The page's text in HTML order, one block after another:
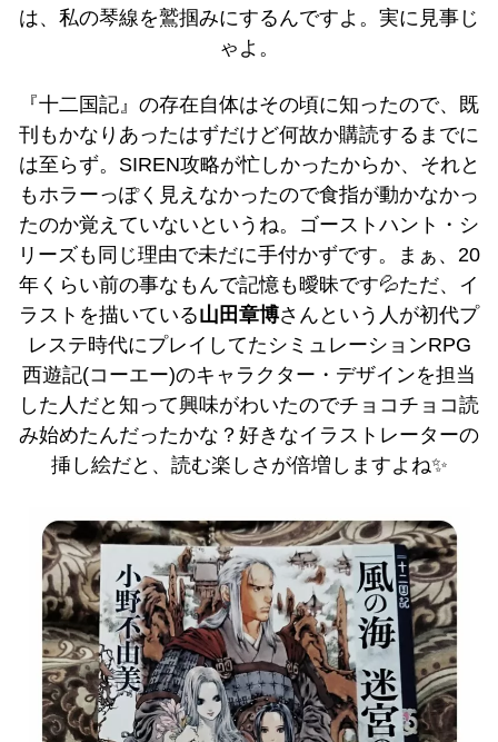
は、私の琴線を鷲掴みにするんですよ。実に見事じ
ゃよ。
『十二国記』の存在自体はその頃に知ったので、既
刊もかなりあったはずだけど何故か購読するまでに
は至らず。SIREN攻略が忙しかったからか、それと
もホラーっぽく見えなかったので食指が動かなかっ
たのか覚えていないというね。ゴーストハント・シ
リーズも同じ理由で未だに手付かずです。まぁ、20
年くらい前の事なもんで記憶も曖昧です💦ただ、イ
ラストを描いている山田章博さんという人が初代プ
レステ時代にプレイしてたシミュレーションRPG
西遊記(コーエー)のキャラクター・デザインを担当
した人だと知って興味がわいたのでチョコチョコ読
み始めたんだったかな？好きなイラストレーターの
挿し絵だと、読む楽しさが倍増しますよね✨